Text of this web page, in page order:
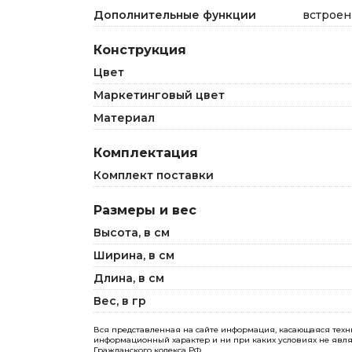
Дополнительные функции
Конструкция
Цвет
Маркетинговый цвет
Материал
Комплектация
Комплект поставки
Размеры и вес
Высота, в см
Ширина, в см
Длина, в см
Вес, в гр
Вся представленная на сайте информация, касающаяся
информационный характер и ни при каких условиях не